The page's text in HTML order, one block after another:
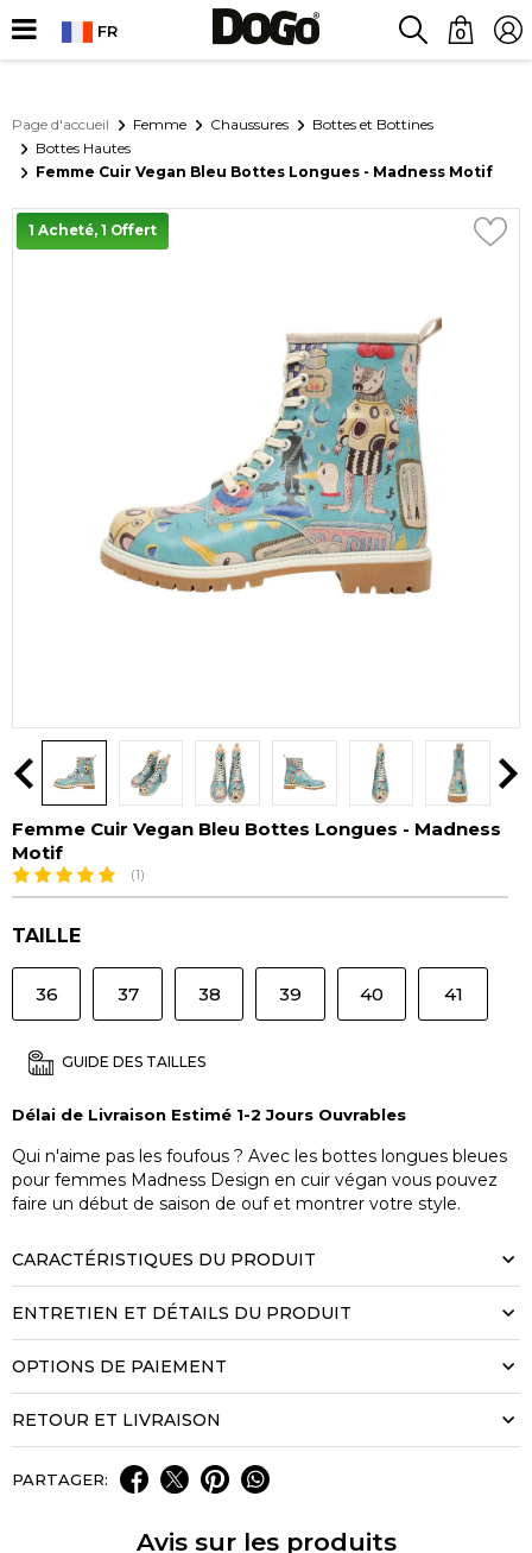
FR 0
Page d'accueil Femme Chaussures
Bottes et Bottines
Bottes Hautes
Femme Cuir Vegan Bleu Bottes Longues - Madness Motif
1 Acheté, 1 Offert
Femme Cuir Vegan Bleu Bottes Longues - Madness
Motif
(1)
TAILLE
36 37 38 39 40 41
GUIDE DES TAILLES
Délai de Livraison Estimé 1-2 Jours Ouvrables
Qui n'aime pas les foufous ? Avec les bottes longues bleues
pour femmes Madness Design en cuir végan vous pouvez
faire un début de saison de ouf et montrer votre style.
CARACTÉRISTIQUES DU PRODUIT
ENTRETIEN ET DÉTAILS DU PRODUIT
OPTIONS DE PAIEMENT
RETOUR ET LIVRAISON
PARTAGER:
Avis sur les produits